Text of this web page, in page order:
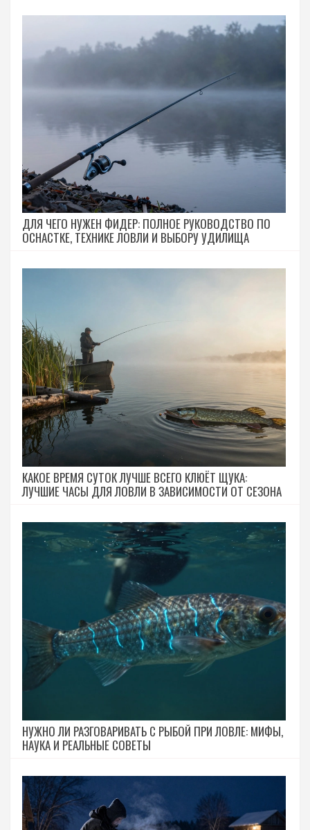
ДЛЯ ЧЕГО НУЖЕН ФИДЕР: ПОЛНОЕ РУКОВОДСТВО ПО
ОСНАСТКЕ, ТЕХНИКЕ ЛОВЛИ И ВЫБОРУ УДИЛИЩА
КАКОЕ ВРЕМЯ СУТОК ЛУЧШЕ ВСЕГО КЛЮЁТ ЩУКА:
ЛУЧШИЕ ЧАСЫ ДЛЯ ЛОВЛИ В ЗАВИСИМОСТИ ОТ СЕЗОНА
НУЖНО ЛИ РАЗГОВАРИВАТЬ С РЫБОЙ ПРИ ЛОВЛЕ: МИФЫ,
НАУКА И РЕАЛЬНЫЕ СОВЕТЫ